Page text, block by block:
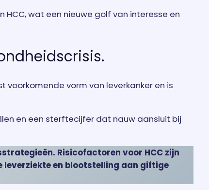
wat een nieuwe golf van interesse en
vorm van leverkanker en is
en een sterftecijfer dat nauw aansluit bij
Risicofactoren voor HCC zijn
en blootstelling aan giftige